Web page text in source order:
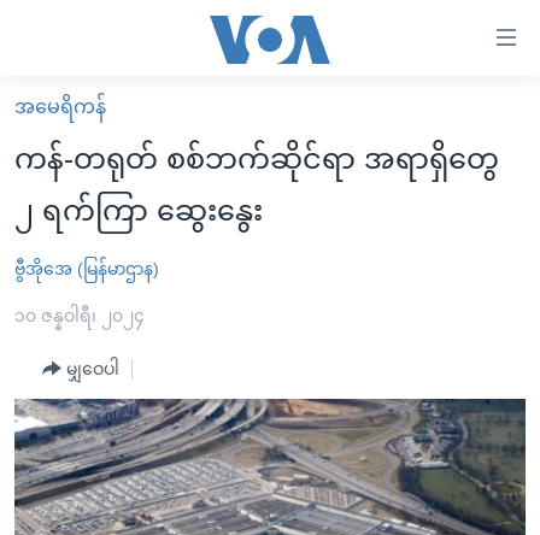
လွယ်ကူ
စေ
Link
များ
ပင်မ
ကျော်
ကြည့်
ရန်
ပင်မ
မူလစာမျက်နှာ
မြန်မာ
ကမ္ဘာ့သတင်းများ
နိုင်ငံတကာ
အမေရိကန်
အစ္စရေး-ပါလက်စတိုင်း
ဗွီဒီယို
သတင်းလွတ်လပ်ခွင့်
အင်္ဂလိပ်စာလေ့လာမယ်
အမေရိကန်သုံးအီဒီယံ
မကြေးမုံရဲ့ အင်္ဂလိပ်စာ
ရုပ်ရှင်ထဲက အင်္ဂလိပ်စာ
အပတ်စဉ်ကဏ္ဍများ
ရေဒီယို
တီဗွီ
ရေဒီယိုနှင့်ရုပ်သံ အချက်အလက်များ
ရေဒီယို/တီဗွီအစီအစဉ်
အမေရိကန်
ကန်-တရုတ် စစ်ဘက်ဆိုင်ရာ အရာရှိတွေ
၂ ရက်ကြာ ဆွေးနွေး
ဗွီအိုအေ (မြန်မာဌာန)
၁၀ ဇန္နဝါရီ၊ ၂၀၂၄
မျှဝေပါ